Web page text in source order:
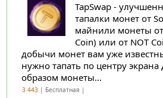
TapSwap -
тапалки монет от
майнили монеты от
Coin) или от NOT
добычи монет вам уже
нужно тапать по центру
образом монеты...
3 443| Бесплатная |